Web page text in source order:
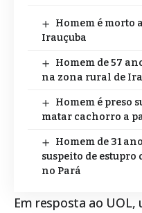
Homem é morto
Irauçuba
Homem de 57
na zona rural de
Homem é preso
matar cachorro a
Homem de 31
suspeito de
no Pará
Em resposta ao UOL,